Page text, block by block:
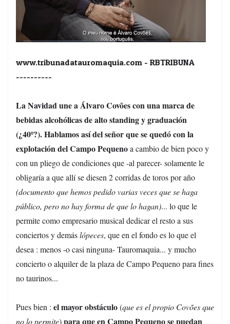
www.tribunadatauromaquia.com - RBTRIBUNA
----------
La Navidad une a Álvaro Covões con una marca de
bebidas alcohólicas de alto standing y graduación
(¿40º?). Hablamos así del señor que se quedó con la
explotación del Campo Pequenoa cambio de bien poco y
con un pliego de condiciones que -al parecer- solamente le
obligaría a que allí se diesen 2 corridas de toros por año
(documento que hemos pedido varias veces que se haga
público, pero no hay forma de que lo hagan)... lo que le
permite como empresario musical dedicar el resto a sus
conciertos y demáslópeces, que en el fondo es lo que el
desea : menos -o casi ninguna- Tauromaquia... y mucho
concierto o alquiler de la plaza de Campo Pequeno para fines
no taurinos...
Pues bien : el mayor obstáculo(que es el propio Covões que
no lo permite)para que en Campo Pequeno se puedan